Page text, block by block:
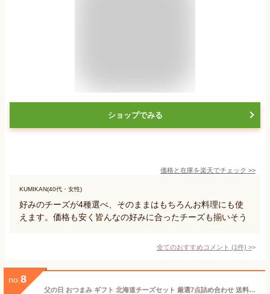
ショップでみる
価格と在庫を楽天でチェック >>
KUMIKAN(40代・女性)
好みのチーズが4種選べ、そのままはもちろんお料理にも使
えます。価格も安く皆んなの好みに合ったチーズも揃いそう
全てのおすすめコメント (1件) >
no. 8
父の日 おつまみ ギフト 北海道チーズセット 厳選7点詰め合わせ 送料込 お取り寄せ ナチュラルチーズ ワイン お酒 生ハムに合う共働学舎 牧家 長沼あいす ヨシミ 酪恵舎 幸楽苑 NEEDS よつ葉 はやきた おおともチーズ工房 花畑牧場等の中から お中元 お歳暮